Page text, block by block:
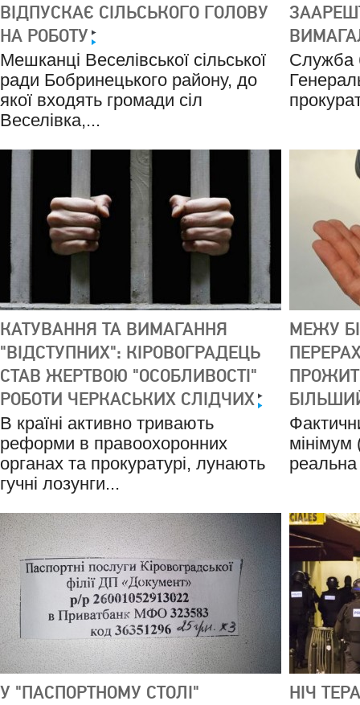
ВІДПУСКАЄ СІЛЬСЬКОГО ГОЛОВУ
НА РОБОТУ
Мешканці Веселівської сільської
ради Бобринецького району, до
якої входять громади сіл
Веселівка,...
Служба
КАТУВАННЯ ТА ВИМАГАННЯ
"ВІДСТУПНИХ": КІРОВОГРАДЕЦЬ
СТАВ ЖЕРТВОЮ "ОСОБЛИВОСТІ"
РОБОТИ ЧЕРКАСЬКИХ СЛІДЧИХ
В країні активно тривають
реформи в правоохоронних
органах та прокуратурі, лунають
гучні лозунги...
МЕЖУ
реальна
У "ПАСПОРТНОМУ СТОЛІ"
НІЧ